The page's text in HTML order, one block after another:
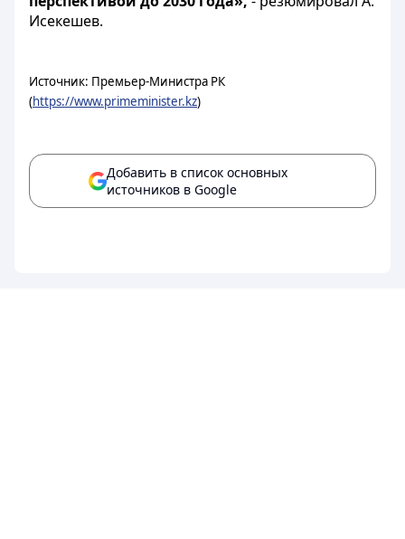
Исекешев.
Источник: Премьер-Министра РК
(https://www.primeminister.kz)
Добавить в список основных
источников в Google